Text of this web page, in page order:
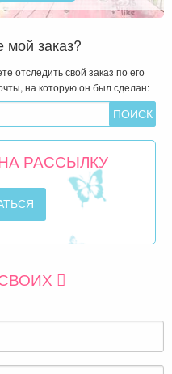
мой заказ?
отследить свой заказ по его
на которую он был сделан:
РАССЫЛКУ